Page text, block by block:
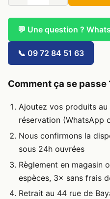
💬 Une question ?
📞 09 72 84 51 63
Comment ça se passe
Ajoutez vos produits
réservation (WhatsApp
Nous confirmons la
sous 24h ouvrées
Règlement en magasin
espèces, 3× sans frais
Retrait au 44 rue de